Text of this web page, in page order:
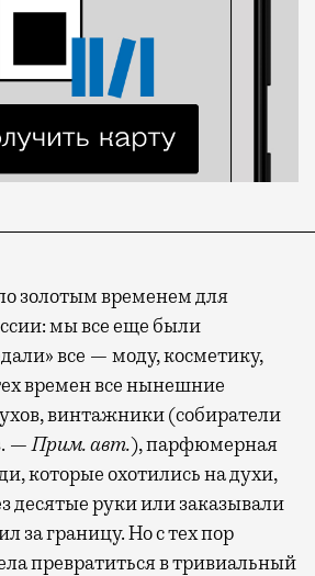
золотым временем для
мы все еще были
все — моду, косметику,
времен все нынешние
винтажники (собиратели
—Прим. авт.), парфюмерная
которые охотились на духи,
десятые руки или заказывали
за границу. Но с тех пор
превратиться в тривиальный